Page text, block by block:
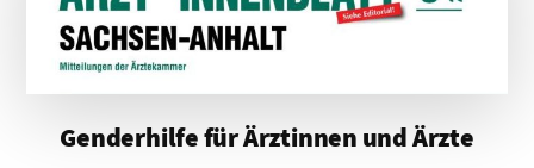
Genderhilfe für Ärztinnen und Ärzte